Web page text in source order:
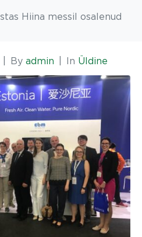
Hiina messil osalenud
By admin In Üldine